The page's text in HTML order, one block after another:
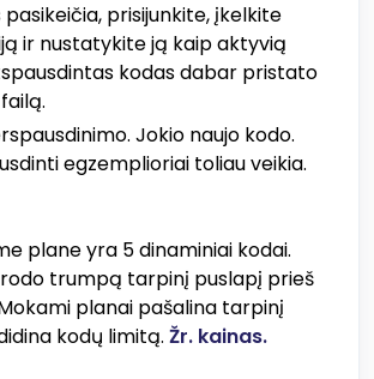
pasikeičia, prisijunkite, įkelkite
ir nustatykite ją kaip aktyvią
kodas dabar pristato
Jokio naujo kodo.
egzemplioriai toliau veikia.
plane yra 5 dinaminiai kodai.
trumpą tarpinį puslapį prieš
planai pašalina tarpinį
kodų limitą. Žr. kainas.